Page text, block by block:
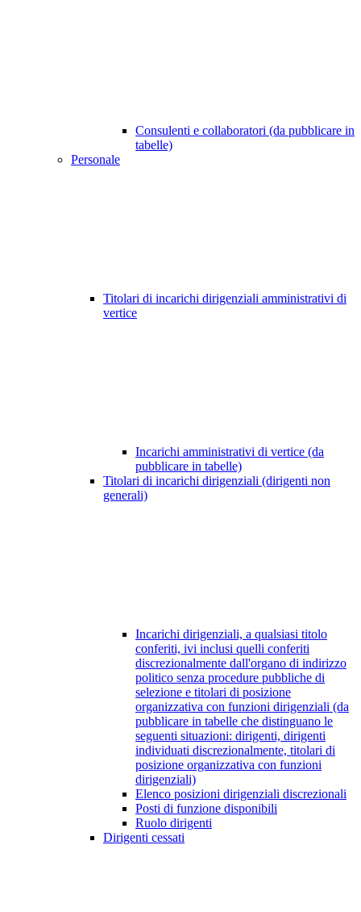
Consulenti e collaboratori (da pubblicare in
tabelle)
Personale
Titolari di incarichi dirigenziali amministrativi di
vertice
Incarichi amministrativi di vertice (da
pubblicare in tabelle)
Titolari di incarichi dirigenziali (dirigenti non
generali)
Incarichi dirigenziali, a qualsiasi titolo
conferiti, ivi inclusi quelli conferiti
discrezionalmente dall'organo di indirizzo
politico senza procedure pubbliche di
selezione e titolari di posizione
organizzativa con funzioni dirigenziali (da
pubblicare in tabelle che distinguano le
seguenti situazioni: dirigenti, dirigenti
individuati discrezionalmente, titolari di
posizione organizzativa con funzioni
dirigenziali)
Elenco posizioni dirigenziali discrezionali
Posti di funzione disponibili
Ruolo dirigenti
Dirigenti cessati